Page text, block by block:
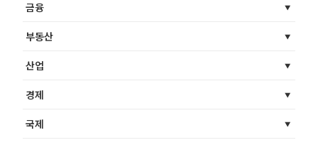
금융
부동산
산업
경제
국제